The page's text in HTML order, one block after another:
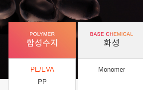
합성수지
PE/EVA
PP
화성
Monomer